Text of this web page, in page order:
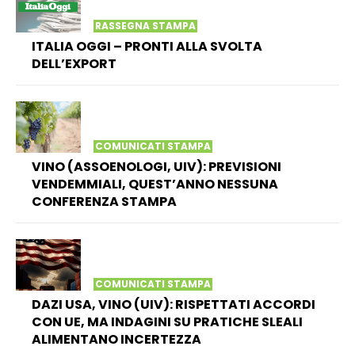
RASSEGNA STAMPA
ITALIA OGGI – PRONTI ALLA SVOLTA
DELL’EXPORT
COMUNICATI STAMPA
VINO (ASSOENOLOGI, UIV): PREVISIONI
VENDEMMIALI, QUEST’ANNO NESSUNA
CONFERENZA STAMPA
COMUNICATI STAMPA
DAZI USA, VINO (UIV): RISPETTATI ACCORDI
CON UE, MA INDAGINI SU PRATICHE SLEALI
ALIMENTANO INCERTEZZA